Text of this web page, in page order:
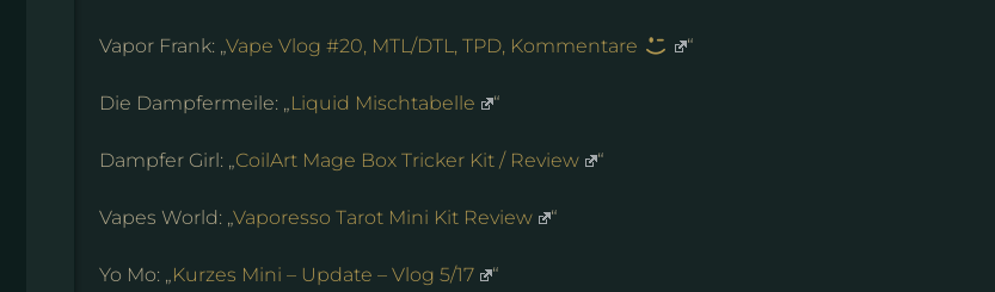
Vapor Frank: „Vape Vlog #20, MTL/DTL, TPD, Kommentare “
Die Dampfermeile: „ Liquid Mischtabelle “
Dampfer Girl: „ CoilArt Mage Box Tricker Kit / Review “
Vapes World: „Vaporesso Tarot Mini Kit Review “
Yo Mo: „ Kurzes Mini – Update – Vlog 5/17 “